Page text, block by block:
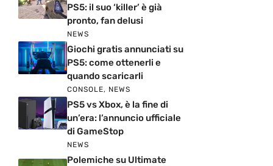
PS5: il suo ‘killer’ è già
pronto, fan delusi
NEWS
Giochi gratis annunciati su
PS5: come ottenerli e
quando scaricarli
CONSOLE, NEWS
PS5 vs Xbox, è la fine di
un’era: l’annuncio ufficiale
di GameStop
NEWS
Polemiche su Ultimate